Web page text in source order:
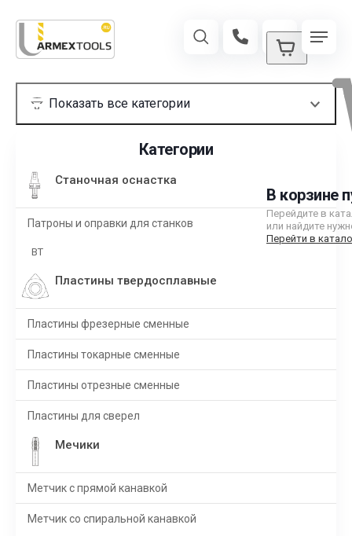
В корзине
Перейдите в
или найдите
Перейти в
Категории
Станочная оснастка
Патроны и оправки для станков
BT
Пластины твердосплавные
Пластины фрезерные сменные
Пластины токарные сменные
Пластины отрезные сменные
Пластины для сверел
Мечики
Метчик с прямой канавкой
Метчик со спиральной канавкой